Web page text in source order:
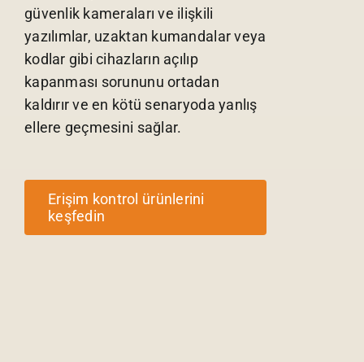
güvenlik kameraları ve ilişkili
yazılımlar, uzaktan kumandalar veya
kodlar gibi cihazların açılıp
kapanması sorununu ortadan
kaldırır ve en kötü senaryoda yanlış
ellere geçmesini sağlar.
Erişim kontrol ürünlerini
keşfedin